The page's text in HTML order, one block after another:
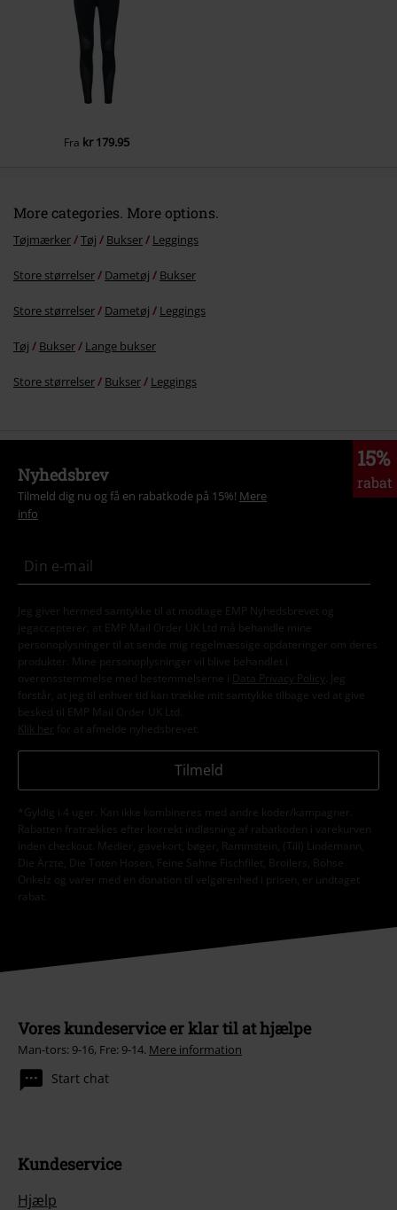
Send kommentar
Fra kr 179.95
More categories. More options.
Tøjmærker Tøj Bukser Leggings
Store størrelser Dametøj Bukser
Store størrelser Dametøj Leggings
Tøj Bukser Lange bukser
Store størrelser Bukser Leggings
15%
rabat
Nyhedsbrev
Tilmeld dig nu og få en rabatkode på 15%! Mere
info
Jeg giver hermed samtykke til at modtage EMP Nyhedsbrevet og
jegaccepterer, at EMP Mail Order UK Ltd må behandle mine
personoplysninger til at sende mig regelmæssige opdateringer om deres
produkter. Mine personoplysninger vil blive behandlet i
overensstemmelse med bestemmelserne i
Data Privacy Policy
. Jeg
forstår, at jeg til enhver tid kan trække mit samtykke tilbage ved at give
besked til EMP Mail Order UK Ltd.
Klik her
for at afmelde nyhedsbrevet.
Tilmeld
*Gyldig i 4 uger. Kan ikke kombineres med andre koder/kampagner.
Rabatten fratrækkes efter korrekt indløsning af rabatkoden i varekurven
inden checkout. Medier, gavekort, bøger, Rammstein, (Till) Lindemann,
Die Ärzte, Die Toten Hosen, Feine Sahne Fischfilet, Broilers, Böhse
Onkelz og varer med en donation til velgørenhed i prisen, er undtaget
rabat.
Vores kundeservice er klar til at hjælpe
Man-tors: 9-16, Fre: 9-14. Mere information
Start chat
Kundeservice
Hjælp